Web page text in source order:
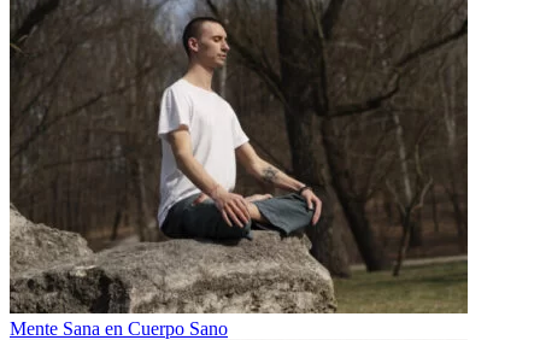
Mente Sana en Cuerpo Sano